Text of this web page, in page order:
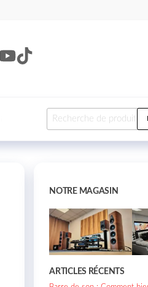
NOTRE MAGASIN
ARTICLES RÉCENTS